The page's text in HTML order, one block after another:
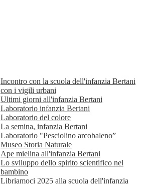
Incontro con la scuola dell'infanzia Bertani
con i vigili urbani
Ultimi giorni all'infanzia Bertani
Laboratorio infanzia Bertani
Laboratorio del colore
La semina, infanzia Bertani
Laboratorio "Pesciolino arcobaleno”
Museo Storia Naturale
Ape mielina all'infanzia Bertani
Lo sviluppo dello spirito scientifico nel
bambino
Libriamoci 2025 alla scuola dell'infanzia